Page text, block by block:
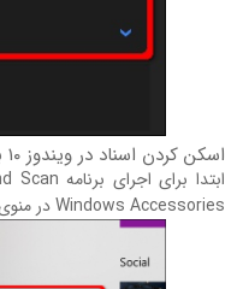
اسکن کردن اسناد در ویندوز ۱۰ با Windows Fax and Scan
Windows Accessories در منوی Start اقدام کنید.